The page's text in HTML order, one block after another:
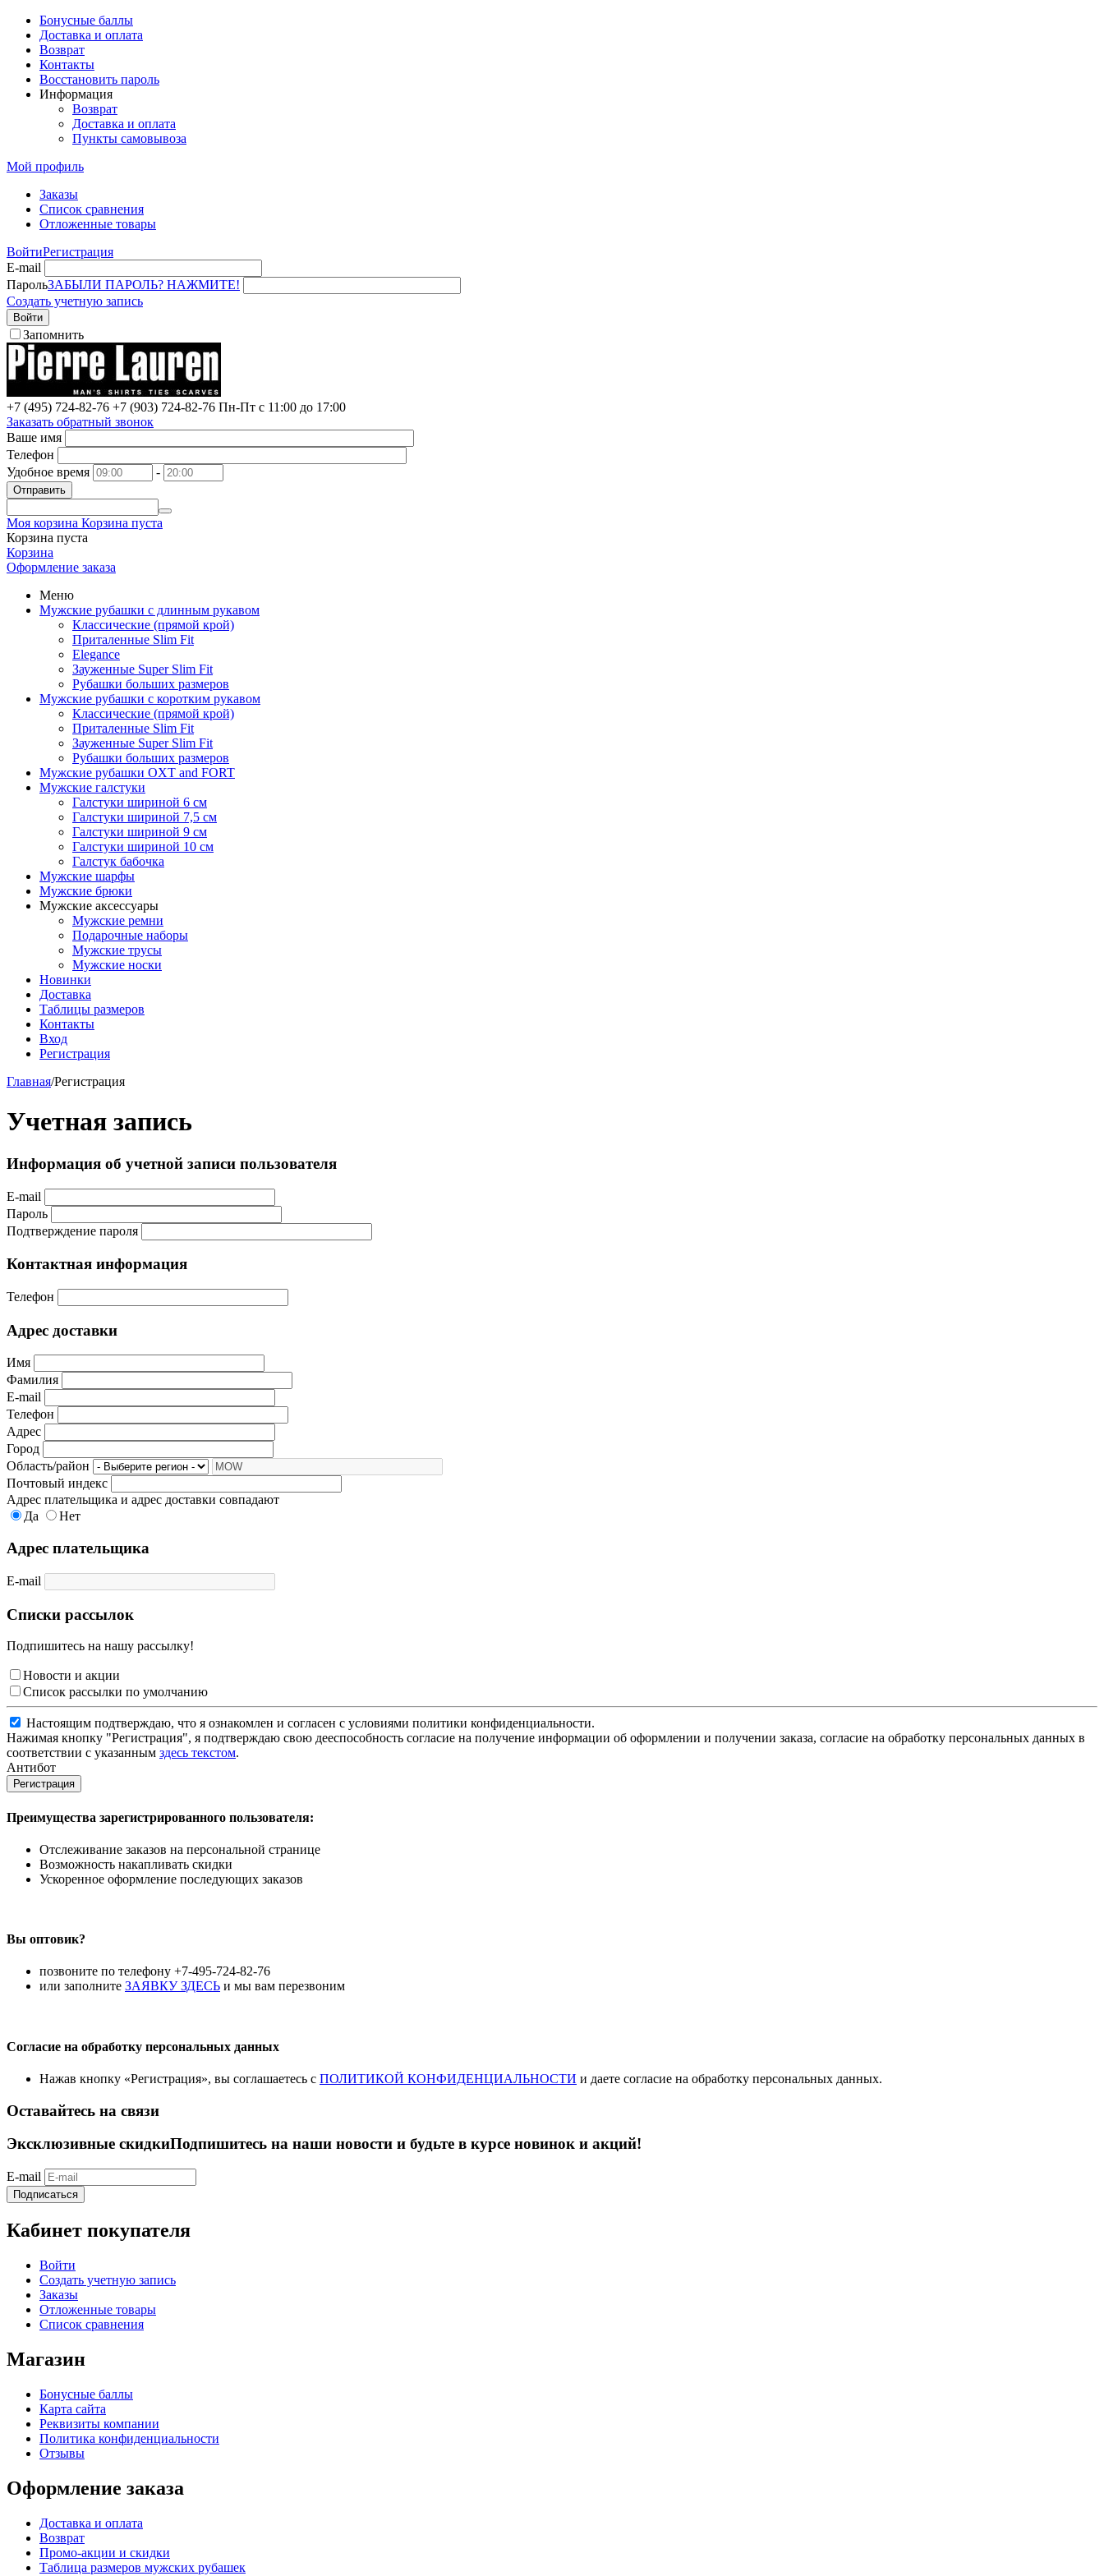
Бонусные баллы
Доставка и оплата
Возврат
Контакты
Восстановить пароль
Информация
Возврат
Доставка и оплата
Пункты самовывоза
Мой профиль
Заказы
Список сравнения
Отложенные товары
ВойтиРегистрация
E-mail
ПарольЗАБЫЛИ ПАРОЛЬ? НАЖМИТЕ!
Создать учетную запись
Войти
Запомнить
+7 (495) 724-82-76 +7 (903) 724-82-76 Пн-Пт с 11:00 до 17:00
Заказать обратный звонок
Ваше имя
Телефон
Удобное время
-
Отправить
Моя корзина Корзина пуста
Корзина пуста
Корзина
Оформление заказа
Меню
Мужские рубашки с длинным рукавом
Классические (прямой крой)
Приталенные Slim Fit
Elegance
Зауженные Super Slim Fit
Рубашки больших размеров
Мужские рубашки с коротким рукавом
Классические (прямой крой)
Приталенные Slim Fit
Зауженные Super Slim Fit
Рубашки больших размеров
Мужские рубашки OXT and FORT
Мужские галстуки
Галстуки шириной 6 см
Галстуки шириной 7,5 см
Галстуки шириной 9 см
Галстуки шириной 10 см
Галстук бабочка
Мужские шарфы
Мужские брюки
Мужские аксессуары
Мужские ремни
Подарочные наборы
Мужские трусы
Мужские носки
Новинки
Доставка
Таблицы размеров
Контакты
Вход
Регистрация
Главная/Регистрация
Учетная запись
Информация об учетной записи пользователя
E-mail
Пароль
Подтверждение пароля
Контактная информация
Телефон
Адрес доставки
Имя
Фамилия
E-mail
Телефон
Адрес
Город
Область/район
Почтовый индекс
Адрес плательщика и адрес доставки совпадают
Да
Нет
Адрес плательщика
E-mail
Списки рассылок
Подпишитесь на нашу рассылку!
Новости и акции
Список рассылки по умолчанию
Настоящим подтверждаю, что я ознакомлен и согласен с условиями политики конфиденциальности.
Нажимая кнопку "Регистрация", я подтверждаю свою дееспособность согласие на получение информации об оформлении и получении заказа, согласие на обработку персональных данных в
соответствии с указанным здесь текстом.
Антибот
Регистрация
Преимущества зарегистрированного пользователя:
Отслеживание заказов на персональной странице
Возможность накапливать скидки
Ускоренное оформление последующих заказов
Вы оптовик?
позвоните по телефону +7-495-724-82-76
или заполните ЗАЯВКУ ЗДЕСЬ и мы вам перезвоним
Согласие на обработку персональных данных
Нажав кнопку «Регистрация», вы соглашаетесь с ПОЛИТИКОЙ КОНФИДЕНЦИАЛЬНОСТИ и даете согласие на обработку персональных данных.
Оставайтесь на связи
Эксклюзивные скидкиПодпишитесь на наши новости и будьте в курсе новинок и акций!
E-mail
Подписаться
Кабинет покупателя
Войти
Создать учетную запись
Заказы
Отложенные товары
Список сравнения
Магазин
Бонусные баллы
Карта сайта
Реквизиты компании
Политика конфиденциальности
Отзывы
Оформление заказа
Доставка и оплата
Возврат
Промо-акции и скидки
Таблица размеров мужских рубашек